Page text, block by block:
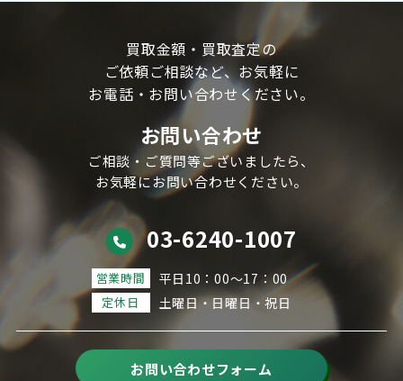
買取金額・買取査定の
ご依頼ご相談など、お気軽に
お電話・お問い合わせください。
お問い合わせ
ご相談・ご質問等ございましたら、
お気軽にお問い合わせください。
03-6240-1007
営業時間 平日10：00～17：00
定休日 土曜日・日曜日・祝日
お問い合わせフォーム